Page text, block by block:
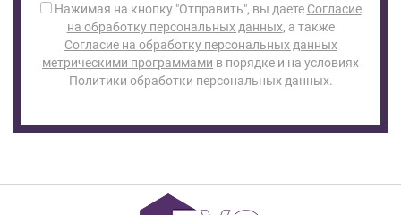
Нажимая на кнопку "Отправить", вы даете Согласие
на обработку персональных данных, а также
Согласие на обработку персональных данных
метрическими программами в порядке и на условиях
Политики обработки персональных данных.